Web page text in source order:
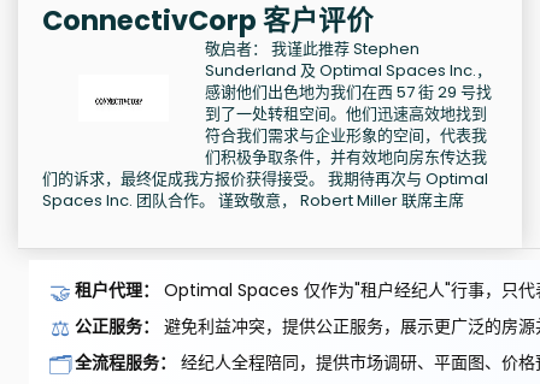
ConnectivCorp 客户评价
敬启者： 我谨此推荐 Stephen
Sunderland 及 Optimal Spaces Inc.，
感谢他们出色地为我们在西 57 街 29 号找
到了一处转租空间。他们迅速高效地找到
符合我们需求与企业形象的空间，代表我
们积极争取条件，并有效地向房东传达我
们的诉求，最终促成我方报价获得接受。 我期待再次与 Optimal
Spaces Inc. 团队合作。 谨致敬意， Robert Miller 联席主席
🤝 租户代理： Optimal Spaces 仅作为"租户经纪人"行事，只代
⚖️ 公正服务： 避免利益冲突，提供公正服务，展示更广泛的房
🗂️全流程服务： 经纪人全程陪同，提供市场调研、平面图、价